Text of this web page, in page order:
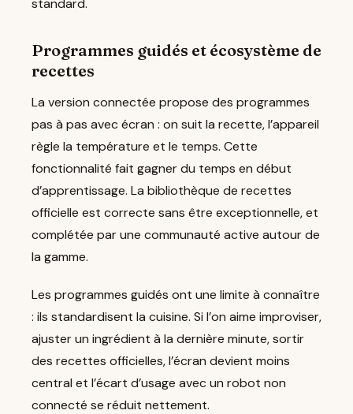
standard.
Programmes guidés et écosystème de
recettes
La version connectée propose des programmes
pas à pas avec écran : on suit la recette, l’appareil
règle la température et le temps. Cette
fonctionnalité fait gagner du temps en début
d’apprentissage. La bibliothèque de recettes
officielle est correcte sans être exceptionnelle, et
complétée par une communauté active autour de
la gamme.
Les programmes guidés ont une limite à connaître
: ils standardisent la cuisine. Si l’on aime improviser,
ajuster un ingrédient à la dernière minute, sortir
des recettes officielles, l’écran devient moins
central et l’écart d’usage avec un robot non
connecté se réduit nettement.